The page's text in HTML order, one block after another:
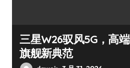
三星W26驭风5G，高端
旗舰新典范